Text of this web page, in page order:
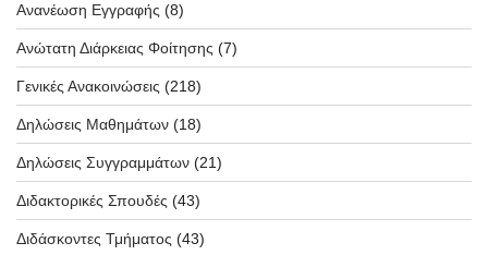
Ανανέωση Εγγραφής (8)
Ανώτατη Διάρκειας Φοίτησης (7)
Γενικές Ανακοινώσεις (218)
Δηλώσεις Μαθημάτων (18)
Δηλώσεις Συγγραμμάτων (21)
Διδακτορικές Σπουδές (43)
Διδάσκοντες Τμήματος (43)